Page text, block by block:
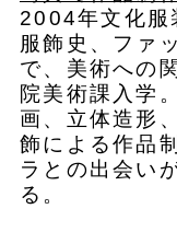
2004年文化服
服飾史、ファ
で、美術への
院美術課入学
画、立体造形
飾による作品
ラとの出会い
る。